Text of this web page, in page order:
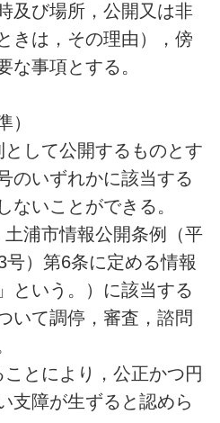
及び場所，公開又は非
きは，その理由），傍
な事項とする。
）
して公開するものとす
のいずれかに該当する
ないことができる。
土浦市情報公開条例（平
号）第6条に定める情報
という。）に該当する
いて調停，審査，諮問
ことにより，公正かつ円
支障が生ずると認めら